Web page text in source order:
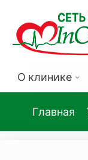
О клинике
Главная